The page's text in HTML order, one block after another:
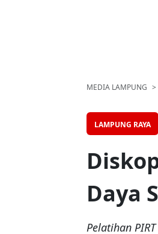
MEDIA LAMPUNG
LAMPUNG RAYA
Daya
Pelatihan